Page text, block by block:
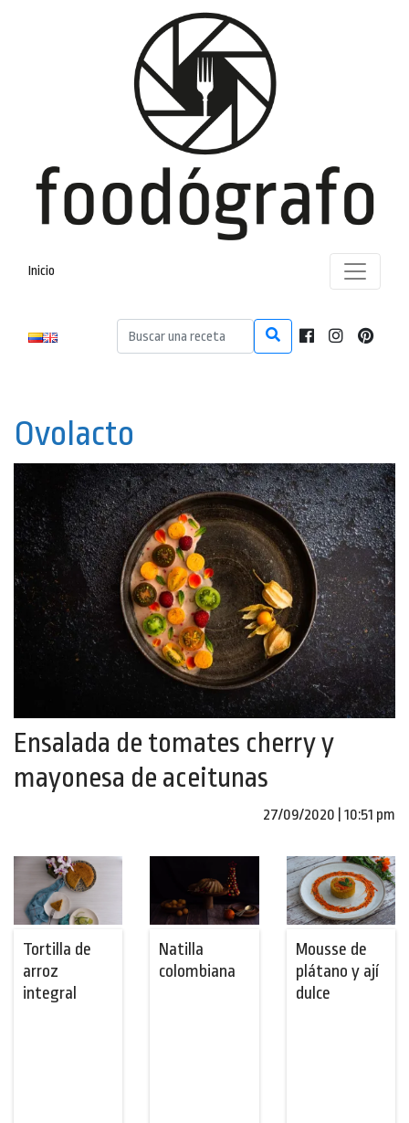
Inicio
Ovolacto
Ensalada de tomates cherry y
mayonesa de aceitunas
27/09/2020 | 10:51 pm
Tortilla de
arroz
integral
Natilla
colombiana
Mousse de
plátano y ají
dulce